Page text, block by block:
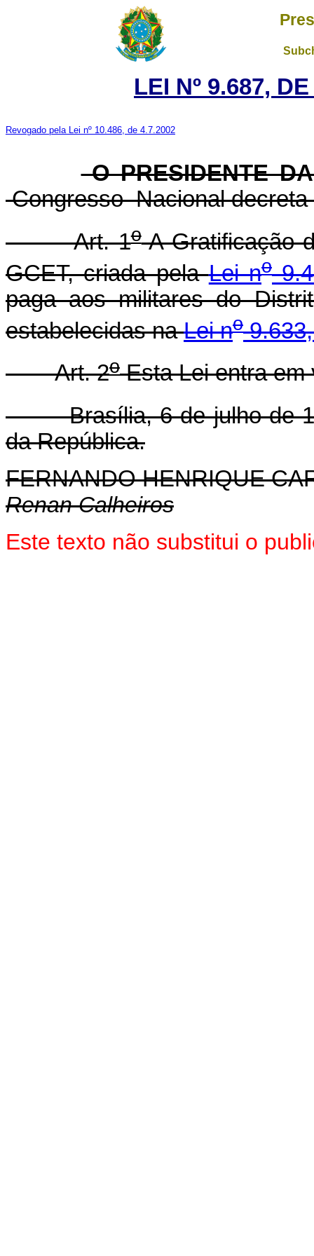
LEI Nº 9.687,
Revogado pela Lei nº 10.486, de 4.7.2002
O PRESIDENTE
Congresso Nacional
Art. 1oA Gratificação
GCET, criada pelaLei no
paga aos militares do
estabelecidas naLei no9.633,
Art. 2oEsta Lei entra em
Brasília, 6 de julho de
da República.
FERNANDO HENRIQUE
Renan Calheiros
Este texto não substitui o